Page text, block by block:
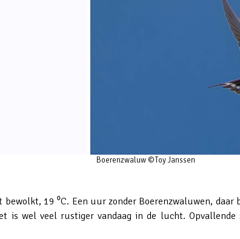
Boerenzwaluw ©Toy Janssen
19 ⁰C. Een uur zonder Boerenzwaluwen,
is wel veel rustiger vandaag in de lucht.